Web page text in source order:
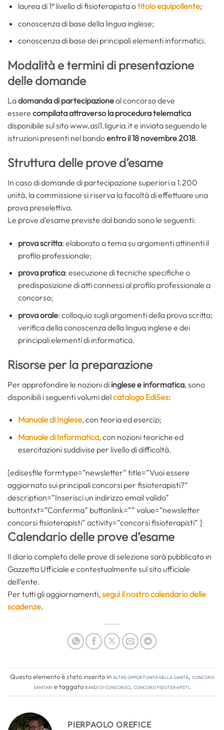
laurea di 1° livello di fisioterapista otitolo equipollente;
conoscenza di base della lingua inglese;
conoscenza di base dei principali elementi informatici.
Modalità e termini di presentazione
delle domande
Ladomanda di partecipazioneal concorso deve
essere compilata attraverso la procedura telematica
disponibile sul sito www.asl1.liguria.it e inviata seguendo le
istruzioni presenti nel bandoentro il 18 novembre 2018.
Struttura delle prove d’esame
In caso di domande di partecipazione superiori a 1.200
unità, la commissione si riserva la facoltà di effettuare una
prova preselettiva.
Le prove d’esame previste dal bando sono le seguenti:
prova scritta: elaborato o tema su argomenti attinenti il
profilo professionale;
prova pratica: esecuzione di tecniche specifiche o
predisposizione di atti connessi al profilo professionale a
concorso;
prova orale: colloquio sugli argomenti della prova scritta;
verifica della conoscenza della lingua inglese e dei
principali elementi di informatica.
Risorse per la preparazione
Per approfondire le nozioni di inglese e informatica, sono
disponibili i seguenti volumi delcatalogo EdiSes:
Manuale di Inglese, con teoria ed esercizi;
Manuale di Informatica, con nozioni teoriche ed
esercitazioni suddivise per livello di difficoltà.
[edisesfile formtype=”newsletter” title=”Vuoi essere
aggiornato sui principali concorsi per fisioterapisti?”
description=”Inserisci un indirizzo email valido”
buttontxt=”Conferma” buttonlink=”” value=”newsletter
concorsi fisioterapisti” activity=”concorsi fisioterapisti” ]
Calendario delle prove d’esame
Il diario completo delle prove di selezione sarà pubblicato in
Gazzetta Ufficiale e contestualmente sul sito ufficiale
dell’ente.
Per tutti gli aggiornamenti, segui il nostro calendario delle
scadenze.
Questo elemento è stato inserito in Altre opportunità nella sanità, Concorsi
Sanitarie taggatobandi di concorso, concorsi fisioterapisti.
PIERPAOLO OREFICE